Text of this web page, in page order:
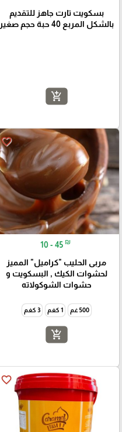
بسكويت تارت جاهز للتقديم
بالشكل المربع 40 حبة حجم صغير
add_shopping_cart
favorite_border
10 - 45 ₪
مربى الحليب "كراميل" المميز
لحشوات الكيك , البسكويت و
حشوات الشوكولاته
500 غم 1 كغم 3 كغم
add_shopping_cart
favorite_border